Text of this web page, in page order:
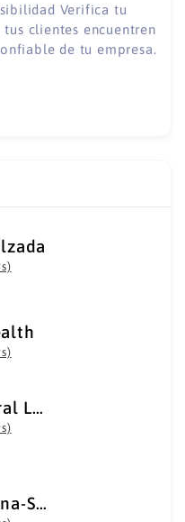
Verifica tu
clientes encuentren
de tu empresa.
Instituto Cultural Los Héroes
Impresos Paherna-Servicios Gráficos Industriales